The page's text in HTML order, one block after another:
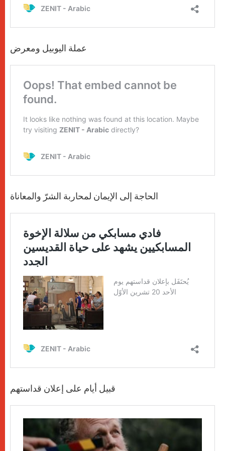
عملة اليوبيل ومعرض
الحاجة إلى الإيمان لمحاربة الشرّ والمعاناة
قبيل أيام على إعلان قداستهم